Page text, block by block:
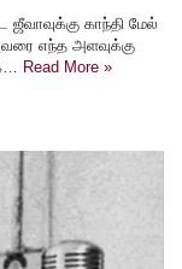
ஜீவாவுக்கு காந்தி மேல்
எந்த அளவுக்கு
Read More »